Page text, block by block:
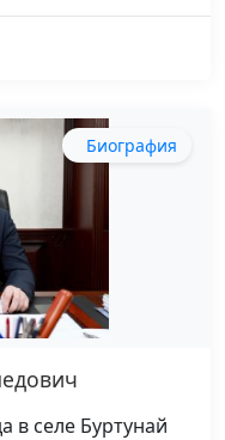
Биография
в селе Буртунай